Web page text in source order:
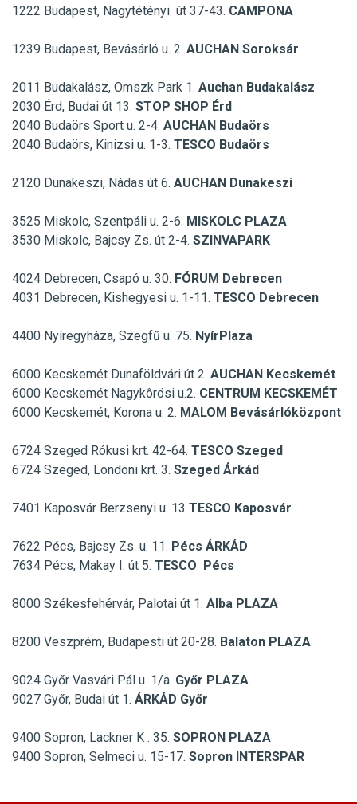
1222 Budapest, Nagytétényi út 37-43. CAMPONA
1239 Budapest, Bevásárló u. 2. AUCHAN Soroksár
2011 Budakalász, Omszk Park 1. Auchan Budakalász
2030 Érd, Budai út 13. STOP SHOP Érd
2040 Budaörs Sport u. 2-4. AUCHAN Budaörs
2040 Budaörs, Kinizsi u. 1-3. TESCO Budaörs
2120 Dunakeszi, Nádas út 6. AUCHAN Dunakeszi
3525 Miskolc, Szentpáli u. 2-6. MISKOLC PLAZA
3530 Miskolc, Bajcsy Zs. út 2-4. SZINVAPARK
4024 Debrecen, Csapó u. 30. FÓRUM Debrecen
4031 Debrecen, Kishegyesi u. 1-11. TESCO Debrecen
4400 Nyíregyháza, Szegfű u. 75. NyírPlaza
6000 Kecskemét Dunaföldvári út 2. AUCHAN Kecskemét
6000 Kecskemét Nagykôrösi u.2. CENTRUM KECSKEMÉT
6000 Kecskemét, Korona u. 2. MALOM Bevásárlóközpont
6724 Szeged Rókusi krt. 42-64. TESCO Szeged
6724 Szeged, Londoni krt. 3. Szeged Árkád
7401 Kaposvár Berzsenyi u. 13 TESCO Kaposvár
7622 Pécs, Bajcsy Zs. u. 11. Pécs ÁRKÁD
7634 Pécs, Makay I. út 5. TESCO Pécs
8000 Székesfehérvár, Palotai út 1. Alba PLAZA
8200 Veszprém, Budapesti út 20-28. Balaton PLAZA
9024 Győr Vasvári Pál u. 1/a. Győr PLAZA
9027 Győr, Budai út 1. ÁRKÁD Győr
9400 Sopron, Lackner K . 35. SOPRON PLAZA
9400 Sopron, Selmeci u. 15-17. Sopron INTERSPAR